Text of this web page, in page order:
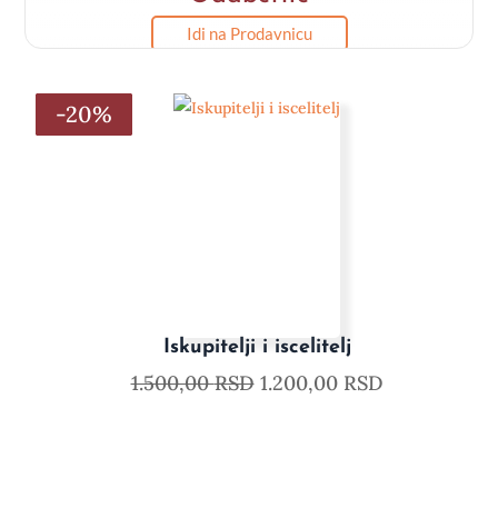
Idi na Prodavnicu
-20%
Iskupitelji i iscelitelj
1.500,00RSD 1.200,00 RSD
-20%
-20%
-20%
-20%
-20%